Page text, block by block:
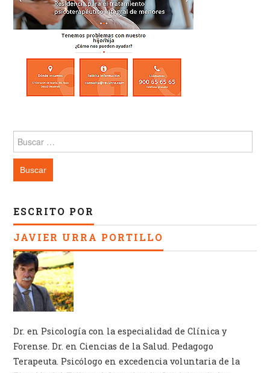
Buscar:
ESCRITO POR
JAVIER URRA PORTILLO
Dr. en Psicología con la especialidad de Clínica y
Forense. Dr. en Ciencias de la Salud. Pedagogo
Terapeuta. Psicólogo en excedencia voluntaria de la